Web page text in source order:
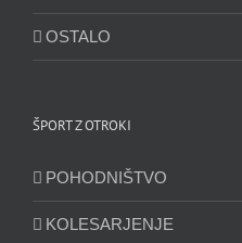
OSTALO
ŠPORT Z OTROKI
POHODNIŠTVO
KOLESARJENJE